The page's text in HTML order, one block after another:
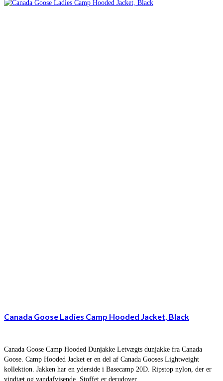
Canada Goose Ladies Camp Hooded Jacket, Black
Canada Goose Camp Hooded Dunjakke Letvægts dunjakke fra Canada
Goose. Camp Hooded Jacket er en del af Canada Gooses Lightweight
kollektion. Jakken har en yderside i Basecamp 20D. Ripstop nylon, der er
vindtæt og vandafvisende. Stoffet er derudover